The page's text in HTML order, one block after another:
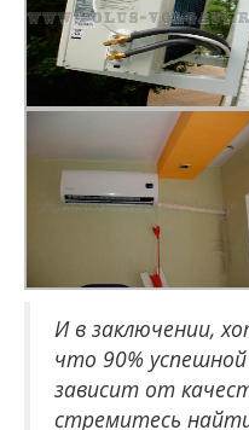
И в заключении,
что 90%
зависит от
стремитесь